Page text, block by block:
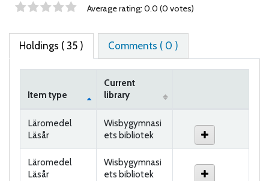
Star ratings Average rating: 0.0 (0 votes)
Holdings ( 35 ) Comments ( 0 )
Item type
Current
library
Läromedel
Läsår
Wisbygymnasi
ets bibliotek
Läromedel
Läsår
Wisbygymnasi
ets bibliotek